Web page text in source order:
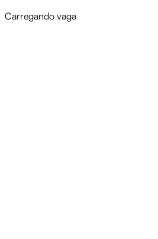
Carregando vaga